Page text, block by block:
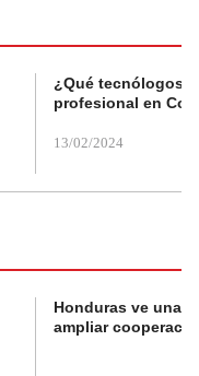
¿Qué tecnólogos
profesional en
13/02/2024
Honduras ve una
ampliar